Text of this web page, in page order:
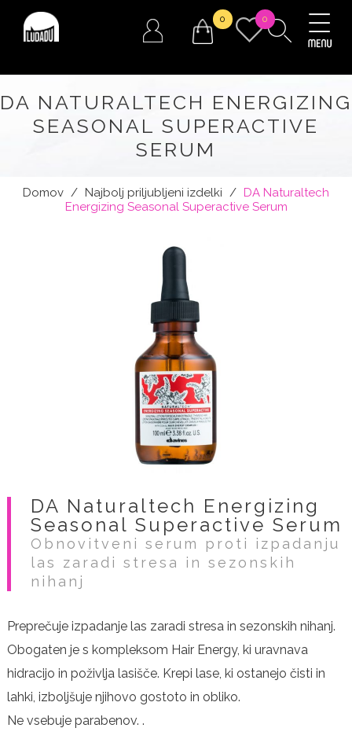
0 0
DA NATURALTECH ENERGIZING
SEASONAL SUPERACTIVE
SERUM
Domov / Najbolj priljubljeni izdelki / DA Naturaltech
Energizing Seasonal Superactive Serum
DA Naturaltech Energizing
Seasonal Superactive Serum
Obnovitveni serum proti izpadanju
las zaradi stresa in sezonskih
nihanj
Preprečuje izpadanje las zaradi stresa in sezonskih nihanj.
Obogaten je s kompleksom Hair Energy, ki uravnava
hidracijo in poživlja lasišče. Krepi lase, ki ostanejo čisti in
lahki, izboljšuje njihovo gostoto in obliko.
Ne vsebuje parabenov. .